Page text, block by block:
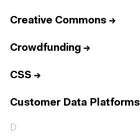
Creative Commons →
Crowdfunding →
CSS →
Customer Data Platforms
D